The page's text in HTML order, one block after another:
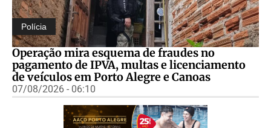
Polícia
Operação mira esquema de fraudes no
pagamento de IPVA, multas e licenciamento
de veículos em Porto Alegre e Canoas
07/08/2026 - 06:10